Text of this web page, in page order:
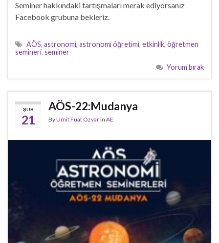
Seminer hakkındaki tartışmaları merak ediyorsanız
Facebook grubuna bekleriz.
AÖS, astronomi, astronomi öğretimi, etkinlik, öğretmen
semineri, seminer
Yorum bırak
ŞUB
21
AÖS-22:Mudanya
ByÜmit Fuat Özyarin AE